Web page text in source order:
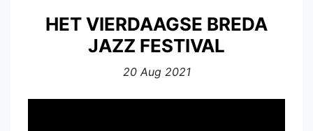
HET VIERDAAGSE BREDA
JAZZ FESTIVAL
20 Aug 2021